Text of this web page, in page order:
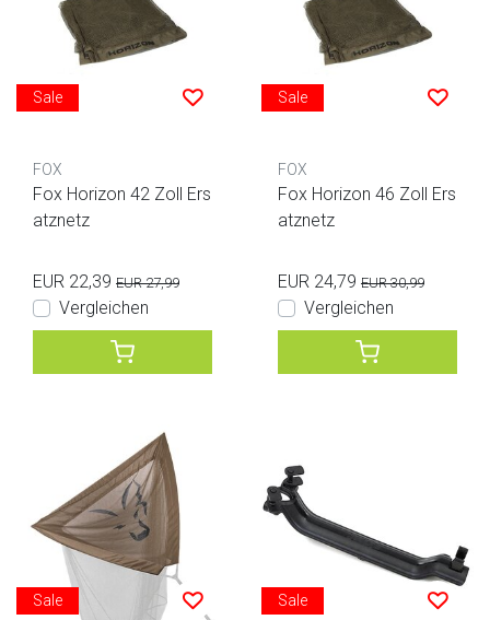
Sale
FOX
Fox Horizon 42 Zoll Ers
atznetz
EUR 22,39 EUR 27,99
Vergleichen
Sale
FOX
Fox Horizon 46 Zoll Ers
atznetz
EUR 24,79 EUR 30,99
Vergleichen
Sale Sale